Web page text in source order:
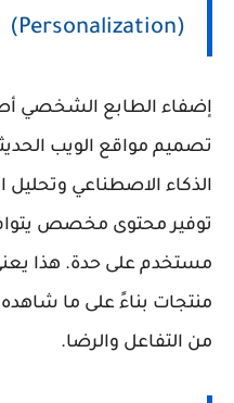
(Personalization)
إضفاء الطابع الشخصي
تصميم مواقع الويب
الذكاء الاصطناعي وتحليل
توفير محتوى مخصص
مستخدم على حدة. هذا
منتجات بناءً على ما
من التفاعل والرضا.